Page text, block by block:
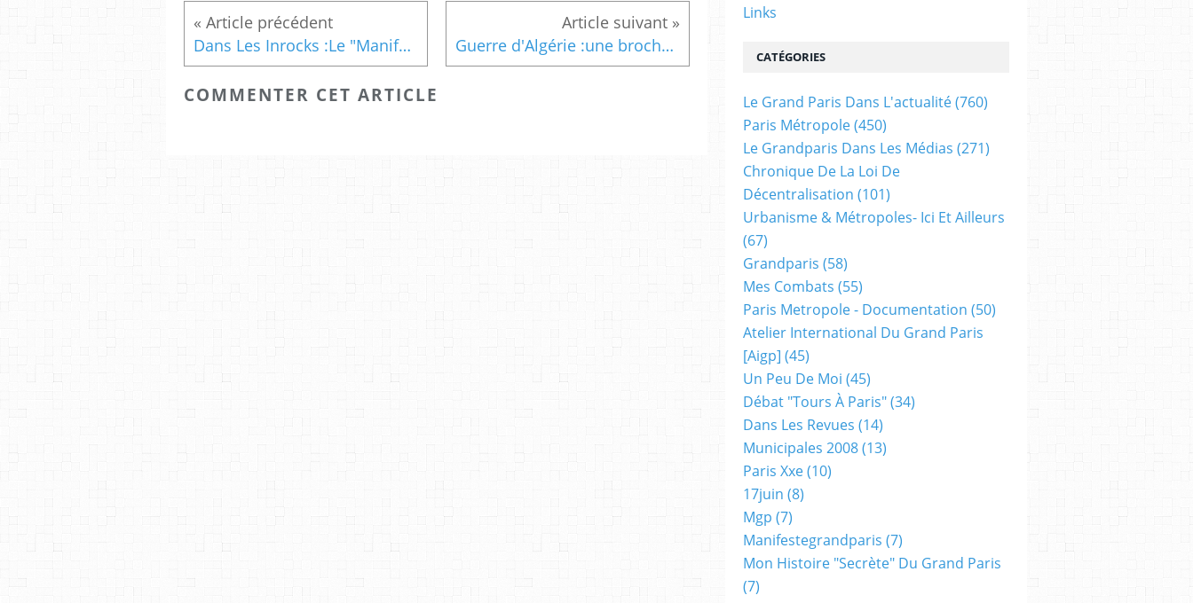
Dans Les Inrocks :Le "Manifeste du Parti communiste” est toujours d’actualité, selon Slavoj Zižek Guerre d'Algérie :une brochure du PCF sur les "soldats du refus"
COMMENTER CET ARTICLE
Links
CATÉGORIES
Le Grand Paris Dans L'actualité(760)
Paris Métropole(450)
Le Grandparis Dans Les Médias (271)
Chronique De La Loi De
Décentralisation (101)
Urbanisme & Métropoles- Ici Et Ailleurs
(67)
Grandparis (58)
Mes Combats (55)
Paris Metropole - Documentation (50)
Atelier International Du Grand Paris
[aigp] (45)
Un Peu De Moi (45)
Débat "tours À Paris"(34)
Dans Les Revues (14)
Municipales 2008(13)
Paris Xxe(10)
17juin (8)
Mgp (7)
Manifestegrandparis (7)
Mon Histoire "secrète" Du Grand Paris
(7)